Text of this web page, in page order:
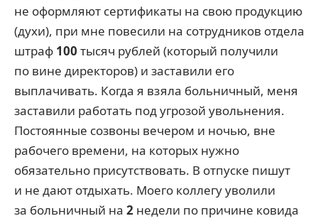
не оформляют сертификаты на свою продукцию
(духи), при мне повесили на сотрудников отдела
штраф 100 тысяч рублей (который получили
по вине директоров) и заставили его
выплачивать. Когда я взяла больничный, меня
заставили работать под угрозой увольнения.
Постоянные созвоны вечером и ночью, вне
рабочего времени, на которых нужно
обязательно присутствовать. В отпуске пишут
и не дают отдыхать. Моего коллегу уволили
за больничный на 2 недели по причине ковида